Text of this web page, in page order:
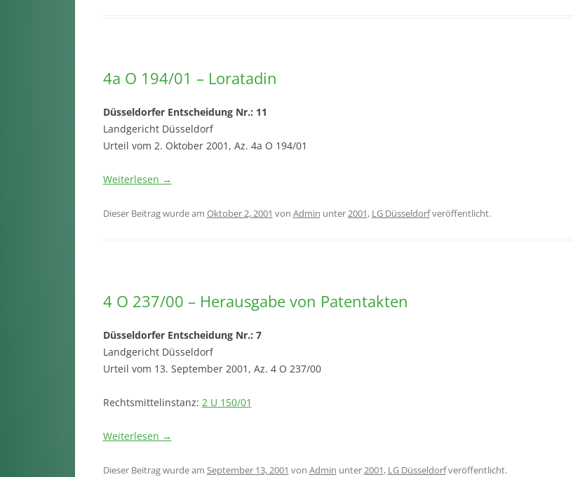
4a O 194/01 – Loratadin
Düsseldorfer Entscheidung Nr.: 11
Landgericht Düsseldorf
Urteil vom 2. Oktober 2001, Az. 4a O 194/01
Weiterlesen →
Dieser Beitrag wurde am Oktober 2, 2001 von Admin unter2001, LG Düsseldorfveröffentlicht.
4 O 237/00 – Herausgabe von Patentakten
Düsseldorfer Entscheidung Nr.: 7
Landgericht Düsseldorf
Urteil vom 13. September 2001, Az. 4 O 237/00
Rechtsmittelinstanz: 2 U 150/01
Weiterlesen →
Dieser Beitrag wurde am September 13, 2001 von Admin unter2001, LG Düsseldorfveröffentlicht.